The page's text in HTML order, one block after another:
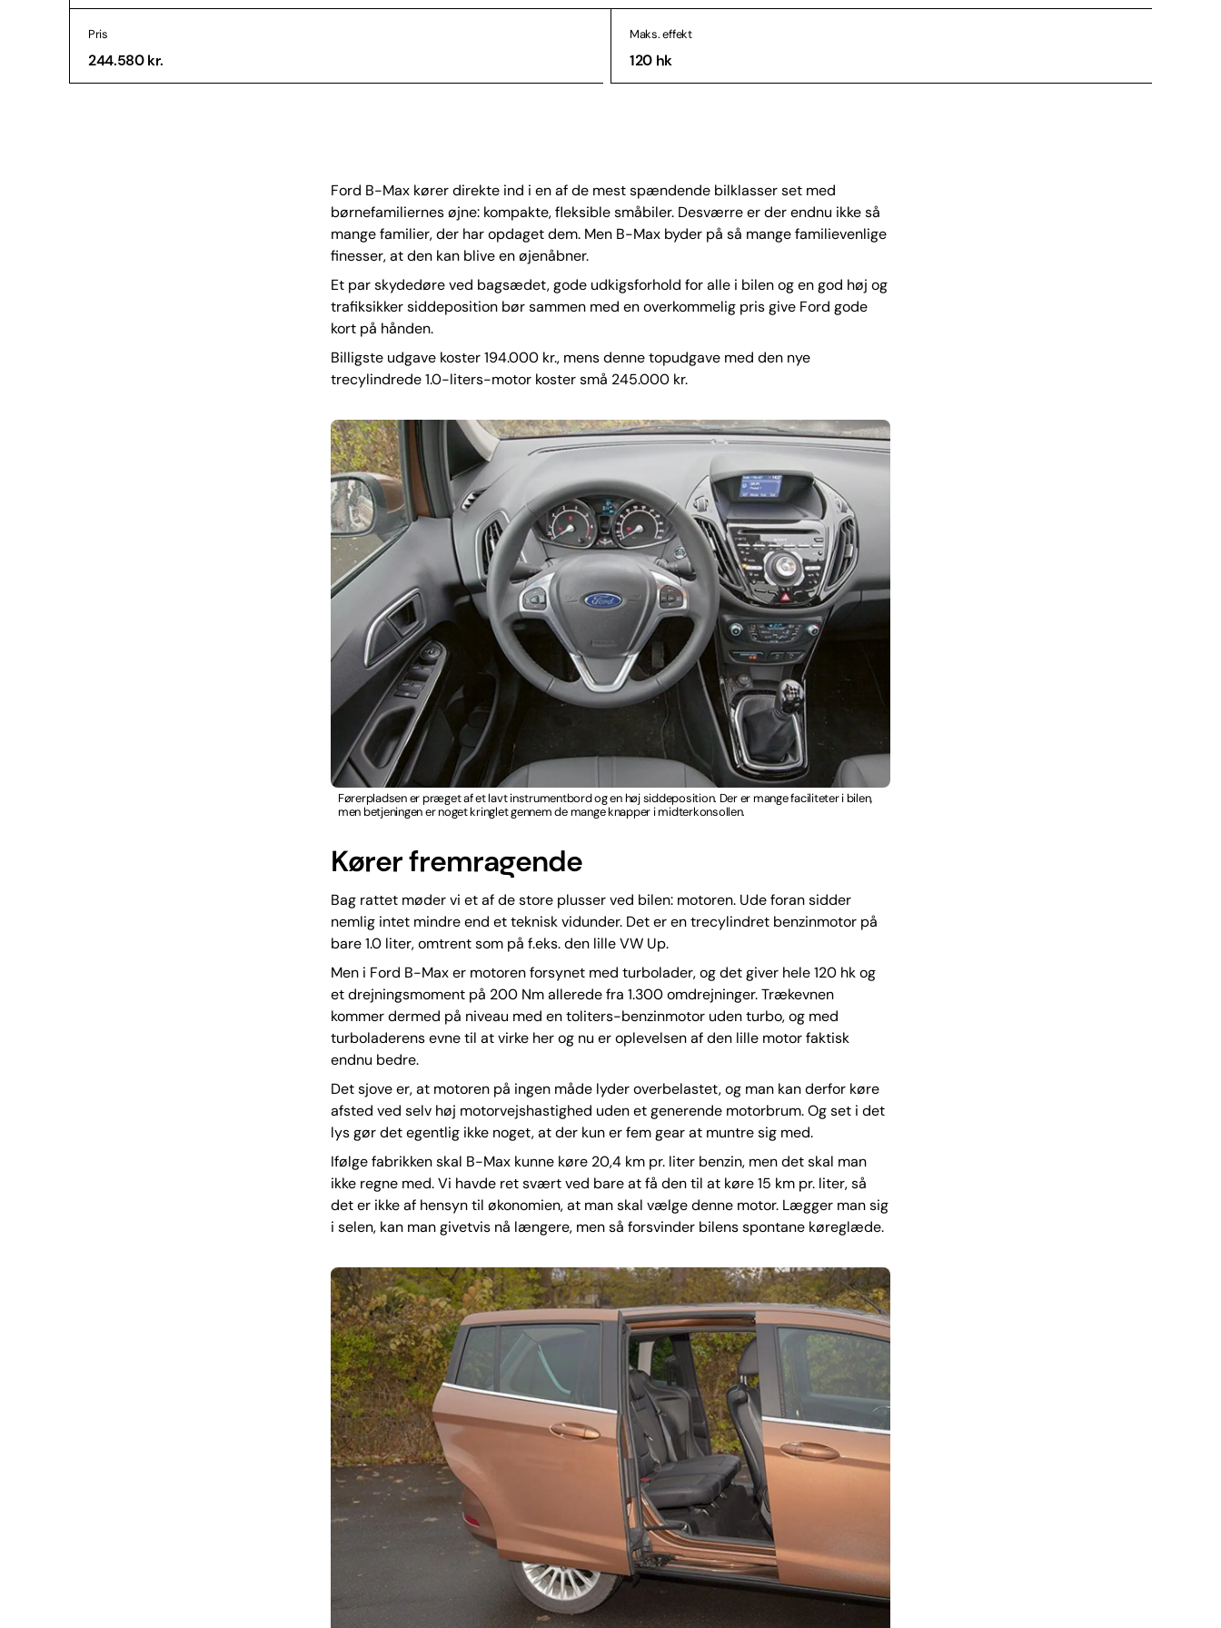
Pris
244.580 kr.
Maks. effekt
120 hk
Ford B-Max kører direkte ind i en af de mest spændende bilklasser set med
børnefamiliernes øjne: kompakte, fleksible småbiler. Desværre er der endnu ikke så
mange familier, der har opdaget dem. Men B-Max byder på så mange familievenlige
finesser, at den kan blive en øjenåbner.
Et par skydedøre ved bagsædet, gode udkigsforhold for alle i bilen og en god høj og
trafiksikker siddeposition bør sammen med en overkommelig pris give Ford gode
kort på hånden.
Billigste udgave koster 194.000 kr., mens denne topudgave med den nye
trecylindrede 1.0-liters-motor koster små 245.000 kr.
Førerpladsen er præget af et lavt instrumentbord og en høj siddeposition. Der er mange faciliteter i bilen,
men betjeningen er noget kringlet gennem de mange knapper i midterkonsollen.
Kører fremragende
Bag rattet møder vi et af de store plusser ved bilen: motoren. Ude foran sidder
nemlig intet mindre end et teknisk vidunder. Det er en trecylindret benzinmotor på
bare 1.0 liter, omtrent som på f.eks. den lille VW Up.
Men i Ford B-Max er motoren forsynet med turbolader, og det giver hele 120 hk og
et drejningsmoment på 200 Nm allerede fra 1.300 omdrejninger. Trækevnen
kommer dermed på niveau med en toliters-benzinmotor uden turbo, og med
turboladerens evne til at virke her og nu er oplevelsen af den lille motor faktisk
endnu bedre.
Det sjove er, at motoren på ingen måde lyder overbelastet, og man kan derfor køre
afsted ved selv høj motorvejshastighed uden et generende motorbrum. Og set i det
lys gør det egentlig ikke noget, at der kun er fem gear at muntre sig med.
Ifølge fabrikken skal B-Max kunne køre 20,4 km pr. liter benzin, men det skal man
ikke regne med. Vi havde ret svært ved bare at få den til at køre 15 km pr. liter, så
det er ikke af hensyn til økonomien, at man skal vælge denne motor. Lægger man sig
i selen, kan man givetvis nå længere, men så forsvinder bilens spontane køreglæde.